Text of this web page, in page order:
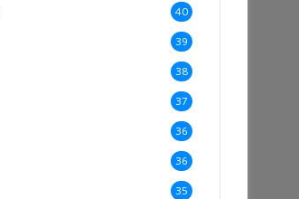
40
39
38
37
36
36
35